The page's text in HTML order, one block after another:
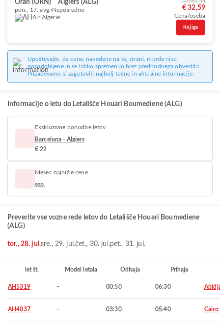
Oran (ORN) Algiers (ALG)
pon., 17. avg. Neposredno
Air Algerie
Začnite od
€ 32,59
Cena/oseba
Knjiga
Upoštevajte, da cene, navedene na tej strani, morda niso
posodobljene in se lahko spremenijo brez predhodnega obvestila.
Prizadevamo si zagotoviti najbolj točne in aktualne informacije.
Informacije o letu do Letališče Houari Boumediene (ALG)
Ekskluzivne ponudbe letov
Barcelona - Algiers
€ 22
Mesec najnižje cene
sep.
Preverite vse vozne rede letov do Letališče Houari Boumediene
(ALG)
tor., 28. jul.sre., 29. jul.čet., 30. jul.pet., 31. jul.
let št. Model letala Odhaja Prihaja
AH5319 - 00:50 06:30
AH4037 - 03:30 05:40 Cairo